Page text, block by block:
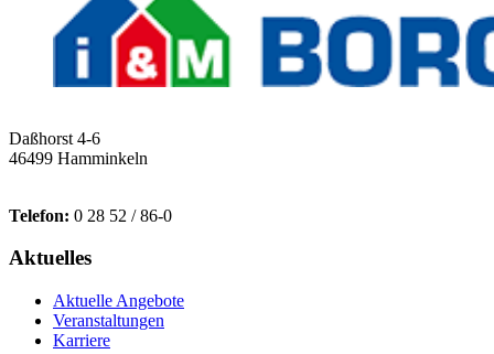
Daßhorst 4-6
46499 Hamminkeln
Telefon: 0 28 52 / 86-0
Aktuelles
Aktuelle Angebote
Veranstaltungen
Karriere